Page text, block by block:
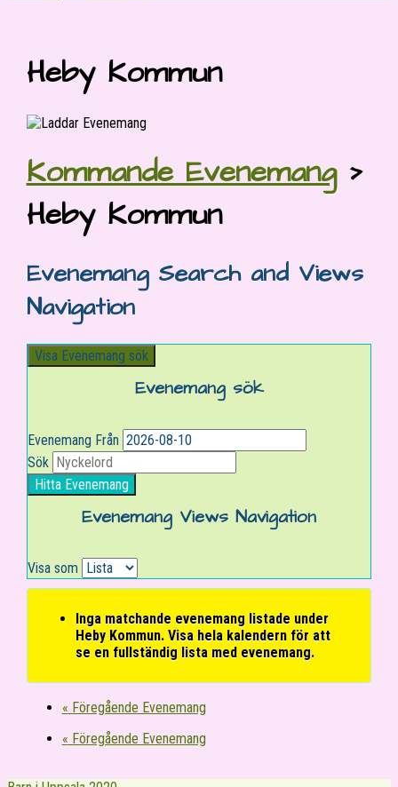
Heby Kommun
Kommande Evenemang›
Heby Kommun
Evenemang Search and Views
Navigation
Visa Evenemang sök
Evenemang sök
Evenemang Från
Sök
Evenemang Views Navigation
Visa som
Inga matchande evenemang listade under
Heby Kommun. Visa hela kalendern för att
se en fullständig lista med evenemang.
« Föregående Evenemang
« Föregående Evenemang